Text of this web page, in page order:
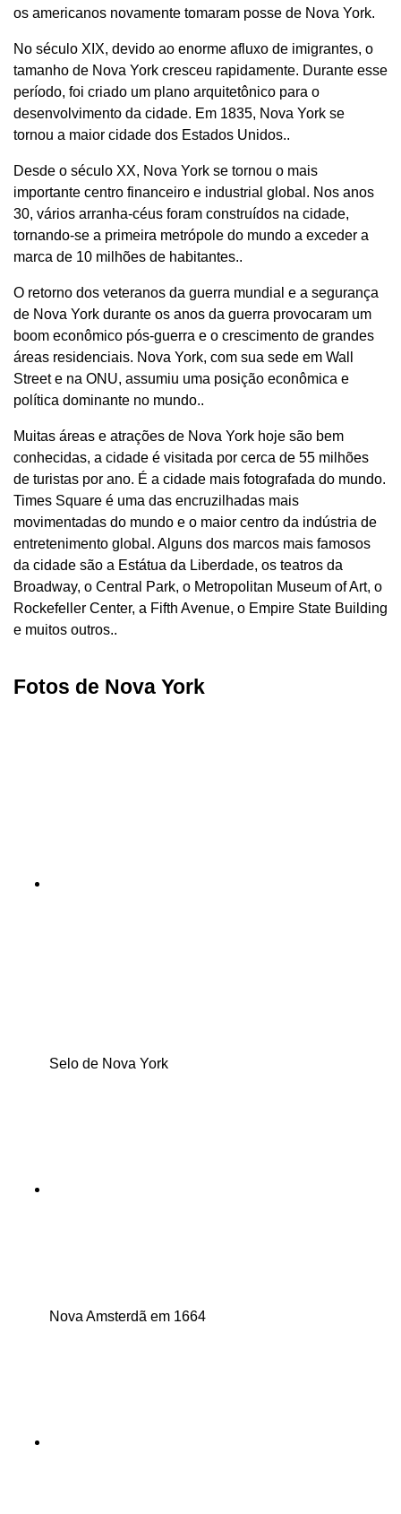
os americanos novamente tomaram posse de Nova York.
No século XIX, devido ao enorme afluxo de imigrantes, o
tamanho de Nova York cresceu rapidamente. Durante esse
período, foi criado um plano arquitetônico para o
desenvolvimento da cidade. Em 1835, Nova York se
tornou a maior cidade dos Estados Unidos..
Desde o século XX, Nova York se tornou o mais
importante centro financeiro e industrial global. Nos anos
30, vários arranha-céus foram construídos na cidade,
tornando-se a primeira metrópole do mundo a exceder a
marca de 10 milhões de habitantes..
O retorno dos veteranos da guerra mundial e a segurança
de Nova York durante os anos da guerra provocaram um
boom econômico pós-guerra e o crescimento de grandes
áreas residenciais. Nova York, com sua sede em Wall
Street e na ONU, assumiu uma posição econômica e
política dominante no mundo..
Muitas áreas e atrações de Nova York hoje são bem
conhecidas, a cidade é visitada por cerca de 55 milhões
de turistas por ano. É a cidade mais fotografada do mundo.
Times Square é uma das encruzilhadas mais
movimentadas do mundo e o maior centro da indústria de
entretenimento global. Alguns dos marcos mais famosos
da cidade são a Estátua da Liberdade, os teatros da
Broadway, o Central Park, o Metropolitan Museum of Art, o
Rockefeller Center, a Fifth Avenue, o Empire State Building
e muitos outros..
Fotos de Nova York
Selo de Nova York
Nova Amsterdã em 1664